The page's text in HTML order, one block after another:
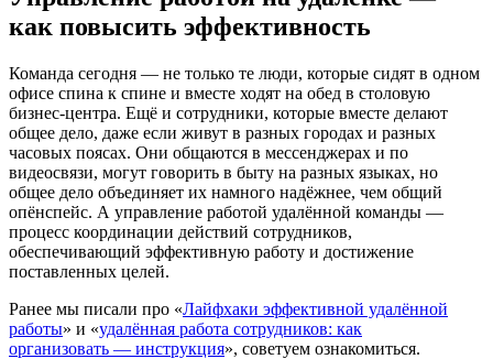
как повысить эффективность
Команда сегодня — не только те люди, которые сидят в одном
офисе спина к спине и вместе ходят на обед в столовую
бизнес-центра. Ещё и сотрудники, которые вместе делают
общее дело, даже если живут в разных городах и разных
часовых поясах. Они общаются в мессенджерах и по
видеосвязи, могут говорить в быту на разных языках, но
общее дело объединяет их намного надёжнее, чем общий
опёнспейс. А управление работой удалённой команды —
процесс координации действий сотрудников,
обеспечивающий эффективную работу и достижение
поставленных целей.
Ранее мы писали про «Лайфхаки эффективной удалённой
работы» и «удалённая работа сотрудников: как
организовать — инструкция», советуем ознакомиться.